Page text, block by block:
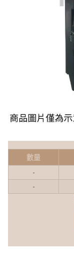
數量
-
-